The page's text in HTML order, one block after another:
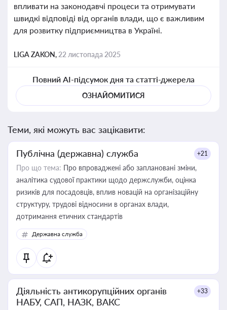
впливати на законодавчі процеси та отримувати
швидкі відповіді від органів влади, що є важливим
для розвитку підприємництва в Україні.
LIGA ZAKON, 22 листопада 2025
Повний AI-підсумок дня та статті-джерела
ОЗНАЙОМИТИСЯ
Теми, які можуть вас зацікавити:
Публічна (державна) служба +21
Про що тема: Про впроваджені або заплановані зміни,
аналітика судової практики щодо держслужби, оцінка
ризиків для посадовців, вплив новацій на організаційну
структуру, трудові відносини в органах влади,
дотримання етичних стандартів
Державна служба
Діяльність антикорупційних органів
НАБУ, САП, НАЗК, ВАКС
+33